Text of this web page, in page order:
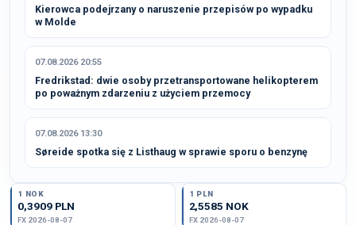
Kierowca podejrzany o naruszenie przepisów po wypadku
w Molde
07.08.2026 20:55
Fredrikstad: dwie osoby przetransportowane helikopterem
po poważnym zdarzeniu z użyciem przemocy
07.08.2026 13:30
Søreide spotka się z Listhaug w sprawie sporu o benzynę
1 NOK
0,3909 PLN
FX 2026-08-07
1 PLN
2,5585 NOK
FX 2026-08-07